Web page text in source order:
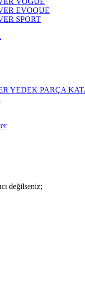
EVOQUE
SPORT
YEDEK PARÇA
değilseniz;